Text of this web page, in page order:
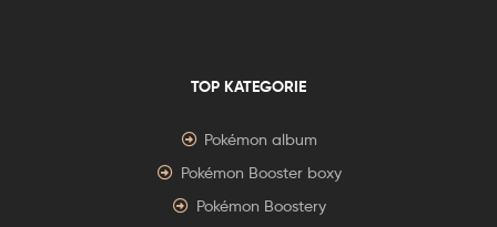
TOP KATEGORIE
Pokémon album
Pokémon Booster boxy
Pokémon Boostery